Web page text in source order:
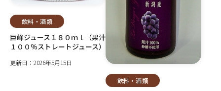
飲料・酒類
巨峰ジュース１８０ｍｌ（果汁
１００％ストレートジュース）
更新日：2026年5月15日
飲料・酒類